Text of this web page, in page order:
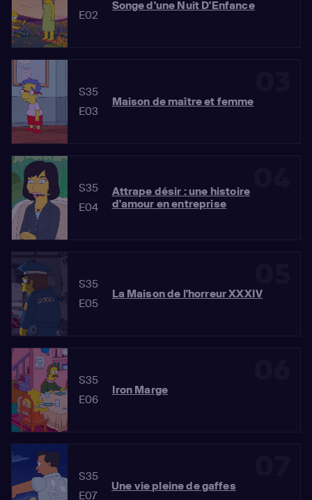
E02
Songe d'une Nuit D'Enfance
S35
E03
Maison de maître et femme
S35
E04
Attrape désir : une histoire
d'amour en entreprise
S35
E05
La Maison de l'horreur XXXIV
S35
E06
Iron Marge
S35
E07
Une vie pleine de gaffes